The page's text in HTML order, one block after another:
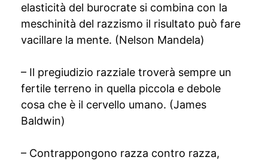
elasticità del burocrate si combina con la
meschinità del razzismo il risultato può fare
vacillare la mente. (Nelson Mandela)
– Il pregiudizio razziale troverà sempre un
fertile terreno in quella piccola e debole
cosa che è il cervello umano. (James
Baldwin)
– Contrappongono razza contro razza,